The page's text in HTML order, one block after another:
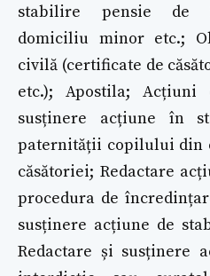
stabilire pensie de
domiciliu minor etc.;
civilă (certificate de
etc.); Apostila; Acțiuni
susținere acțiune în
paternității copilului din
căsătoriei; Redactare
procedura de
susținere acțiune de
Redactare și susținere